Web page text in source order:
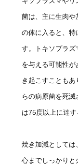
菌は、主に生肉や
の体に入ると、特
す。トキソプラズ
を与える可能性が
き起こすことも
らの病原菌を死
は75度以上に達す
焼き加減としては
心までしっかりと